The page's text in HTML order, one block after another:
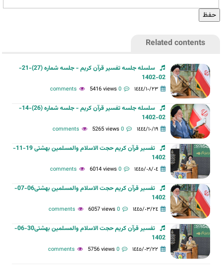
Related contents
سلسله جلسه تفسیر قرآن کریم - جلسه شماره (27)-21-
02-1402
١٤٤٤/١٠/٢٣ 0 comments
5416 views
سلسله جلسه تفسیر قرآن کریم - جلسه شماره (26)-14-
02-1402
١٤٤٤/١٠/١٩ 0 comments
5265 views
تفسیر قرآن کریم حجت الاسلام والمسلمین بهشتی 19-11-
1402
١٤٤٥/٠٨/٠٤ 0 comments
6014 views
تفسیر قرآن کریم حجت الاسلام والمسلمین بهشتی06-07-
1402
١٤٤٥/٠٣/٢٤ 0 comments
6057 views
تفسیر قرآن کریم حجت الاسلام والمسلمین بهشتی30-06-
1402
١٤٤٥/٠٣/٢٢ 0 comments
5756 views